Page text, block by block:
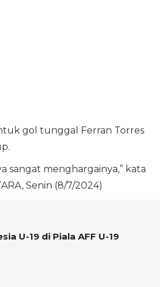
gol tunggal Ferran Torres
sangat menghargainya,” kata
Senin (8/7/2024)
U-19 di Piala AFF U-19